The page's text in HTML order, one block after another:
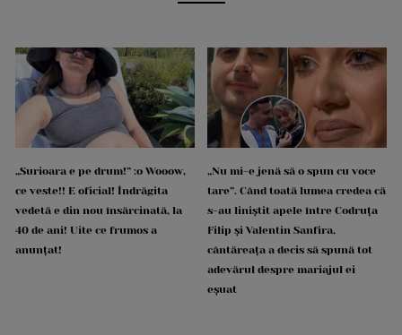
„Surioara e pe drum!” :o Wooow,
ce veste!! E oficial! Îndrăgita
vedetă e din nou însărcinată, la
40 de ani! Uite ce frumos a
anunțat!
„Nu mi-e jenă să o spun cu voce
tare”. Când toată lumea credea că
s-au liniștit apele între Codruța
Filip și Valentin Sanfira,
cântăreața a decis să spună tot
adevărul despre mariajul ei
eșuat